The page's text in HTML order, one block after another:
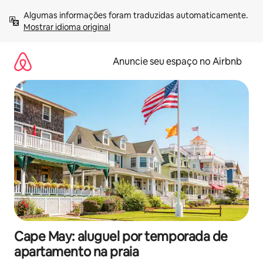
para
Mostrar idioma original
Anuncie seu espaço no Airbnb
Cape May: aluguel por temporada de
apartamento na praia